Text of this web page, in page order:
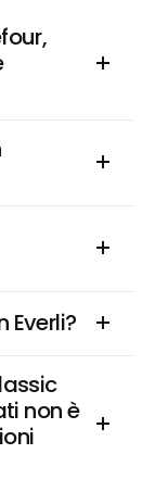
non è